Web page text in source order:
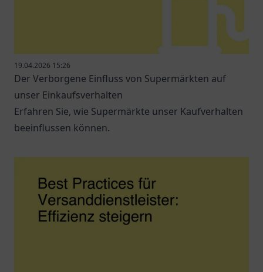
19.04.2026 15:26
Der Verborgene Einfluss von Supermärkten auf
unser Einkaufsverhalten
Erfahren Sie, wie Supermärkte unser Kaufverhalten
beeinflussen können.